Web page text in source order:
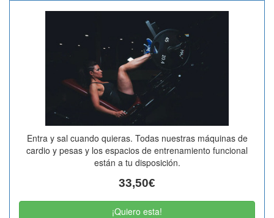
Entra y sal cuando quieras. Todas nuestras máquinas de
cardio y pesas y los espacios de entrenamiento funcional
están a tu disposición.
33,50€
¡Quiero esta!